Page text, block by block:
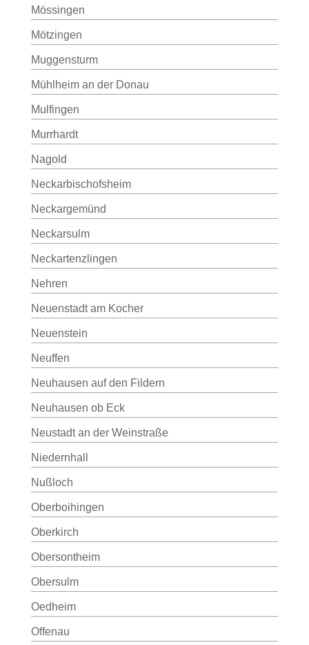
Mössingen
Mötzingen
Muggensturm
Mühlheim an der Donau
Mulfingen
Murrhardt
Nagold
Neckarbischofsheim
Neckargemünd
Neckarsulm
Neckartenzlingen
Nehren
Neuenstadt am Kocher
Neuenstein
Neuffen
Neuhausen auf den Fildern
Neuhausen ob Eck
Neustadt an der Weinstraße
Niedernhall
Nußloch
Oberboihingen
Oberkirch
Obersontheim
Obersulm
Oedheim
Offenau